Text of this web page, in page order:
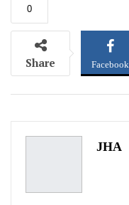
0
Share Facebook
JHA